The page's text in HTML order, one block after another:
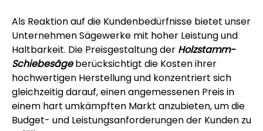
Als Reaktion auf die Kundenbedürfnisse bietet unser
Unternehmen Sägewerke mit hoher Leistung und
Haltbarkeit. Die Preisgestaltung der Holzstamm-
Schiebesägeberücksichtigt die Kosten ihrer
hochwertigen Herstellung und konzentriert sich
gleichzeitig darauf, einen angemessenen Preis in
einem hart umkämpften Markt anzubieten, um die
Budget- und Leistungsanforderungen der Kunden zu